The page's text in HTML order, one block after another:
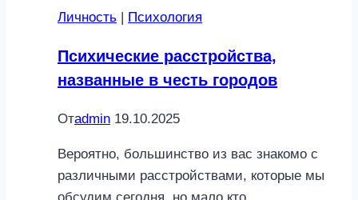
после
Личность Психология
Психические расстройства,
названные в честь городов
Отadmin 19.10.2025
Вероятно, большинство из вас знакомо с
различными расстройствами, которые мы